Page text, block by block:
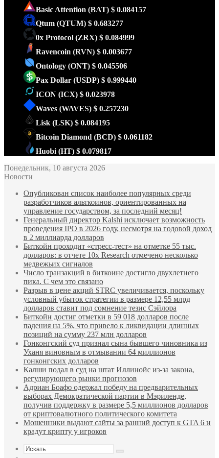
Basic Attention (BAT) $ 0.084157
Qtum (QTUM) $ 0.683277
0x Protocol (ZRX) $ 0.084999
Ravencoin (RVN) $ 0.003677
Ontology (ONT) $ 0.045506
Pax Dollar (USDP) $ 0.999440
ICON (ICX) $ 0.023978
Waves (WAVES) $ 0.257230
Lisk (LSK) $ 0.084195
Bitcoin Diamond (BCD) $ 0.061182
Huobi (HT) $ 0.079817
Понедельник, 10 августа 2026
Новости
Опубликован список наиболее популярных среди
разработчиков альткоинов, ориентированных на
управление государством, за последний месяц!
Генеральный директор Kalshi исключает возможность
проведения IPO в 2026 году, несмотря на годовой доход
в 2 миллиарда долларов
Биткойн проходит «стресс-тест» на отметке 55 тыс.
долларов: в отчете 10x Research отмечено несколько
медвежьих сигналов
Число транзакций в биткоине достигло двухлетнего
пика. С чем это связано
Разрыв в цене акций STRC увеличивается, поскольку
условный убыток стратегии в размере 12,55 млрд
долларов ставит под сомнение тезис Сэйлора
Биткойн достиг отметки в 59 018 долларов после
падения на 5%, что привело к ликвидации длинных
позиций на сумму 237 млн долларов
Гонконгский суд признал сына бывшего чиновника из
Уханя виновным в отмывании 64 миллионов
гонконгских долларов
Калши подал в суд на штат Иллинойс из-за закона,
регулирующего рынки прогнозов
Адриан Боафо одержал победу на предварительных
выборах Демократической партии в Мэриленде,
получив поддержку в размере 5,5 миллионов долларов
от криптовалютного политического комитета
Мошенники выдают сайты за ранний доступ к GTA 6 и
крадут крипту у игроков
Искать